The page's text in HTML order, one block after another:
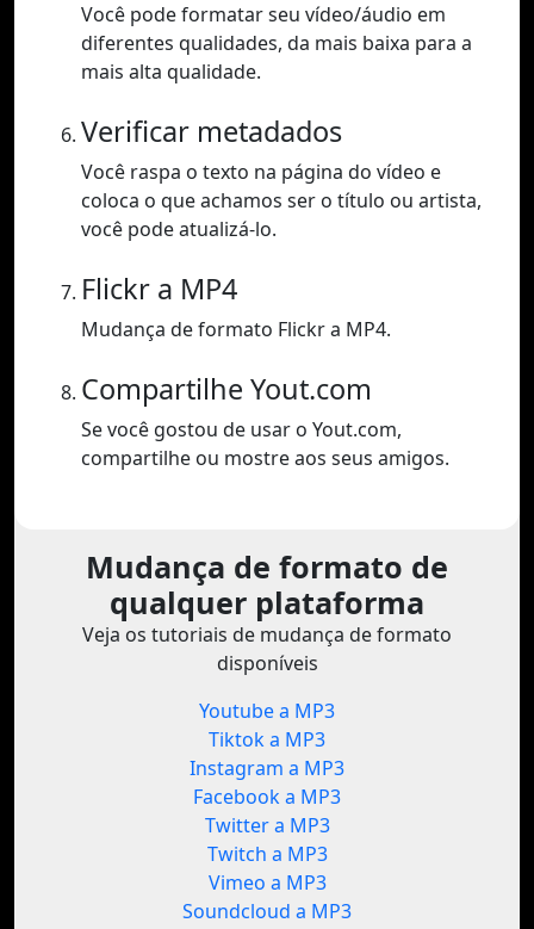
Você pode formatar seu vídeo/áudio em
diferentes qualidades, da mais baixa para a
mais alta qualidade.
Verificar metadados
Você raspa o texto na página do vídeo e
coloca o que achamos ser o título ou artista,
você pode atualizá-lo.
Flickr a MP4
Mudança de formato Flickr a MP4.
Compartilhe Yout.com
Se você gostou de usar o Yout.com,
compartilhe ou mostre aos seus amigos.
Mudança de formato de
qualquer plataforma
Veja os tutoriais de mudança de formato
disponíveis
Youtube a MP3
Tiktok a MP3
Instagram a MP3
Facebook a MP3
Twitter a MP3
Twitch a MP3
Vimeo a MP3
Soundcloud a MP3